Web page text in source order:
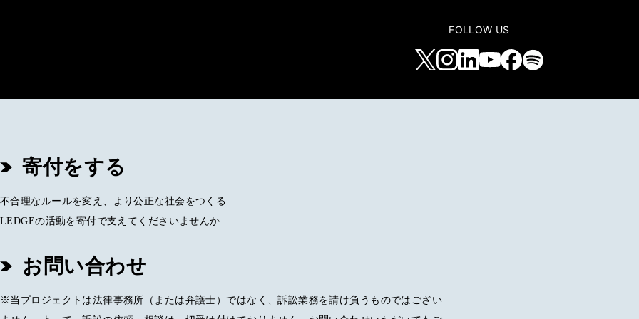
FOLLOW US
寄付をする
不合理なルールを変え、より公正な社会をつくる
LEDGEの活動を寄付で支えてくださいませんか
お問い合わせ
※当プロジェクトは法律事務所（または弁護士）ではなく、訴訟業務を請け負うものではござい